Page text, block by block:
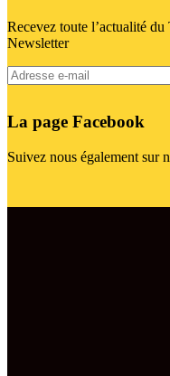
Recevez toute l’actualité
Newsletter
La page Facebook
Suivez nous également sur